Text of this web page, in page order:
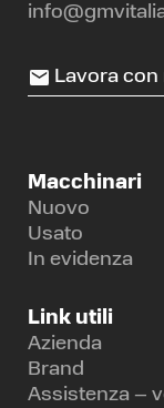
Lavora con
Macchinari
Nuovo
Usato
In evidenza
Link utili
Azienda
Brand
Assistenza –